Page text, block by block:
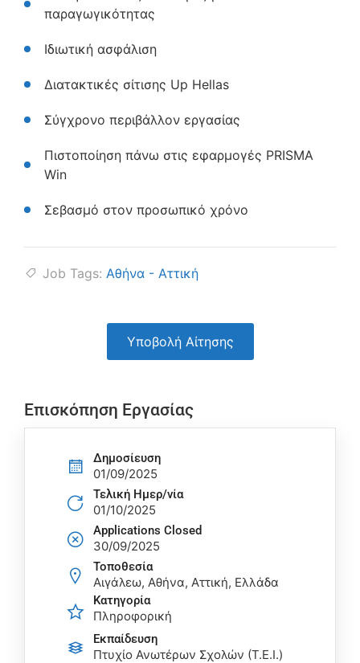
παραγωγικότητας
Ιδιωτική ασφάλιση
Διατακτικές σίτισης Up Hellas
Σύγχρονο περιβάλλον εργασίας
Πιστοποίηση πάνω στις εφαρμογές PRISMA
Win
Σεβασμό στον προσωπικό χρόνο
Job Tags: Αθήνα - Αττική
Υποβολή Αίτησης
Επισκόπηση Εργασίας
Δημοσίευση
01/09/2025
Τελική Ημερ/νία
01/10/2025
Applications Closed
30/09/2025
Τοποθεσία
Αιγάλεω, Αθήνα, Αττική, Ελλάδα
Κατηγορία
Πληροφορική
Εκπαίδευση
Πτυχίο Ανωτέρων Σχολών (Τ.Ε.Ι.)